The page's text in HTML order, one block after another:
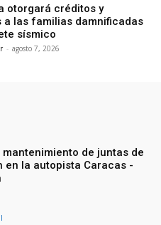
otorgará créditos y
a las familias damnificadas
sísmico
- agosto 7, 2026
mantenimiento de juntas de
en la autopista Caracas -